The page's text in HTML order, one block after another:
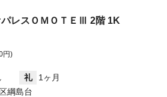
パレスＯＭＯＴＥⅢ 2階 1K
円)
礼
1ヶ月
綱島台